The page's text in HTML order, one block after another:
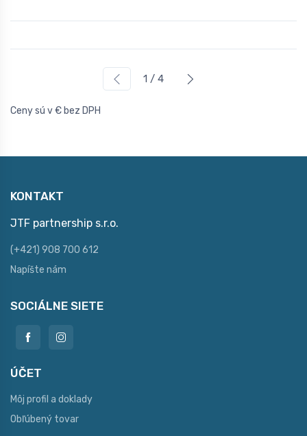
1 / 4
Ceny sú v € bez DPH
KONTAKT
JTF partnership s.r.o.
(+421) 908 700 612
Napíšte nám
SOCIÁLNE SIETE
ÚČET
Môj profil a doklady
Obľúbený tovar